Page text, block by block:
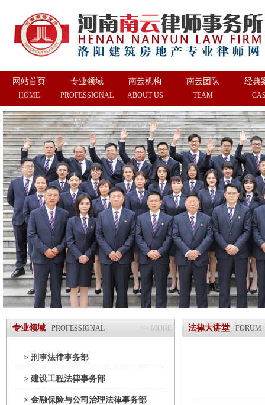
网站首页
HOME
专业领域
PROFESSIONAL
南云机构
ABOUT US
南云团队
TEAM
经典
专业领域 PROFESSIONAL >> MORE
> 刑事法律事务部
> 建设工程法律事务部
> 金融保险与公司治理法律事务部
法律大讲堂 FORUM